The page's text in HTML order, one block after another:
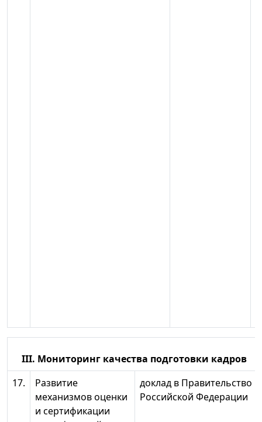
III. Мониторинг качества подготовки кадров
17.
Развитие
механизмов оценки
и сертификации
доклад в Правительство
Российской Федерации